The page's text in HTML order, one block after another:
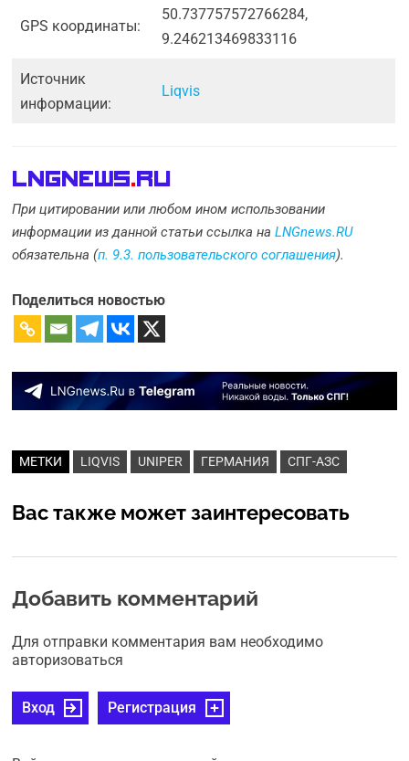
GPS координаты:
50.737757572766284,
9.246213469833116
Источник
информации:
Liqvis
LNGnews. Ru
При цитировании или любом ином использовании
информации из данной статьи ссылка наLNGnews.RU
обязательна (п. 9.3. пользовательского соглашения).
Поделиться новостью
МЕТКИ LIQVIS UNIPER ГЕРМАНИЯ СПГ-АЗС
Вас также может заинтересовать
Добавить комментарий
Для отправки комментария вам необходимо
авторизоваться
Вход Регистрация